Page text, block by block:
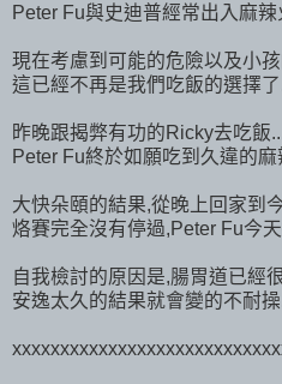
Peter Fu與史迪普經常出入麻辣
現在考慮到可能的危險以及小
這已經不再是我們吃飯的選擇了
昨晚跟揭弊有功的Ricky去吃飯
Peter Fu終於如願吃到久違的麻
大快朵頤的結果,從晚上回家到
烙賽完全沒有停過,Peter Fu今
自我檢討的原因是,腸胃道已經
安逸太久的結果就會變的不耐操